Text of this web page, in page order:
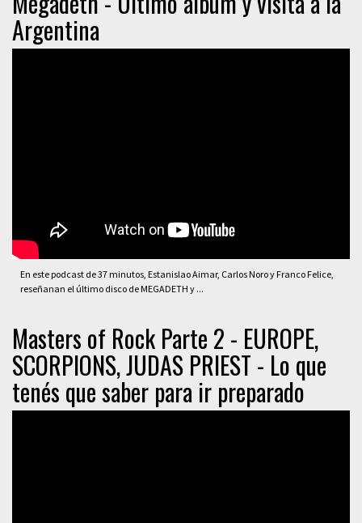
Argentina
En este podcast de 37 minutos, Estanislao Aimar, Carlos Noro y Franco Felice,
reseñanan el último disco de MEGADETH y ...
Masters of Rock Parte 2 - EUROPE,
SCORPIONS, JUDAS PRIEST - Lo que
tenés que saber para ir preparado